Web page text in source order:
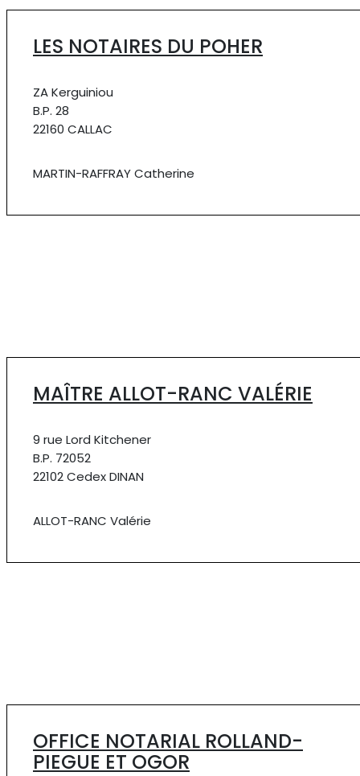
LES NOTAIRES DU POHER
ZA Kerguiniou
B.P. 28
22160 CALLAC
MARTIN-RAFFRAY Catherine
MAÎTRE ALLOT-RANC VALÉRIE
9 rue Lord Kitchener
B.P. 72052
22102 Cedex DINAN
ALLOT-RANC Valérie
OFFICE NOTARIAL ROLLAND-
PIEGUE ET OGOR